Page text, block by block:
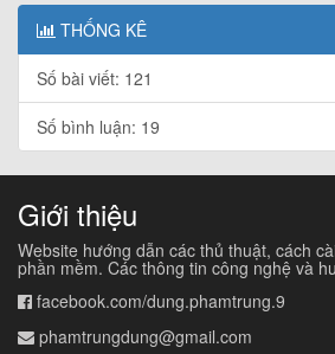
THỐNG KÊ
Số bài viết: 121
Số bình luận: 19
Giới thiệu
Website hướng dẫn các thủ thuật, cách
phần mềm. Các thông tin công nghệ và
facebook.com/dung.phamtrung.9
phamtrungdung@gmail.com